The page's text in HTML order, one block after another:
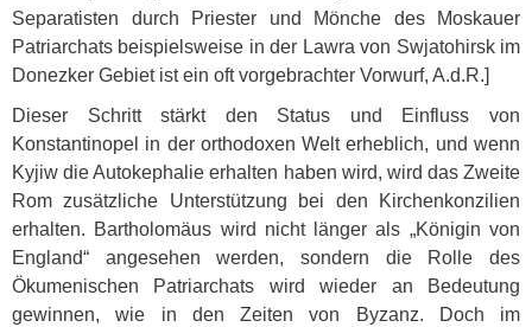
Separatisten durch Priester und Mönche des Moskauer
Patriarchats beispielsweise in der Lawra von Swjatohirsk im
Donezker Gebiet ist ein oft vorgebrachter Vorwurf, A.d.R.]
Dieser Schritt stärkt den Status und Einfluss von
Konstantinopel in der orthodoxen Welt erheblich, und wenn
Kyjiw die Autokephalie erhalten haben wird, wird das Zweite
Rom zusätzliche Unterstützung bei den Kirchenkonzilien
erhalten. Bartholomäus wird nicht länger als „Königin von
England“ angesehen werden, sondern die Rolle des
Ökumenischen Patriarchats wird wieder an Bedeutung
gewinnen, wie in den Zeiten von Byzanz. Doch im